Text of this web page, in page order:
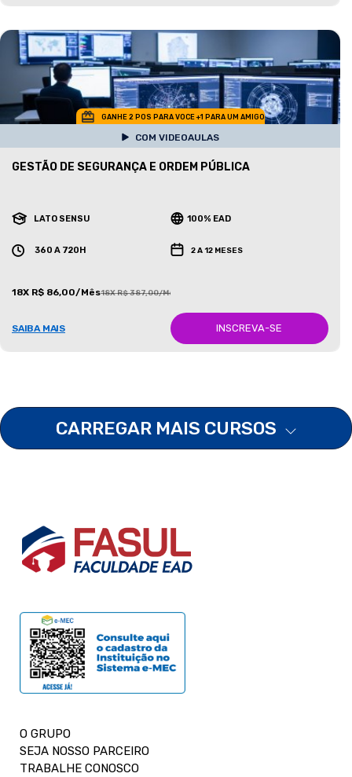
GANHE 2 POS PARA VOCE +1 PARA UM AMIGO
COM VIDEOAULAS
GESTÃO DE SEGURANÇA E ORDEM PÚBLICA
LATO SENSU 100% EAD
360 A 720H 2 A 12 MESES
18X R$ 86,00/Mês18X R$ 387,00/Mês
SAIBA MAIS INSCREVA-SE
CARREGAR MAIS CURSOS
O GRUPO
SEJA NOSSO PARCEIRO
TRABALHE CONOSCO